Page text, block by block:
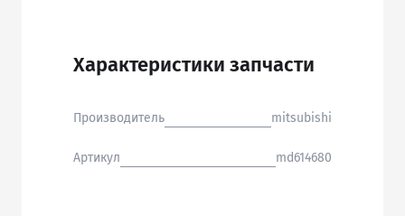
Характеристики запчасти
Производитель mitsubishi
Артикул md614680